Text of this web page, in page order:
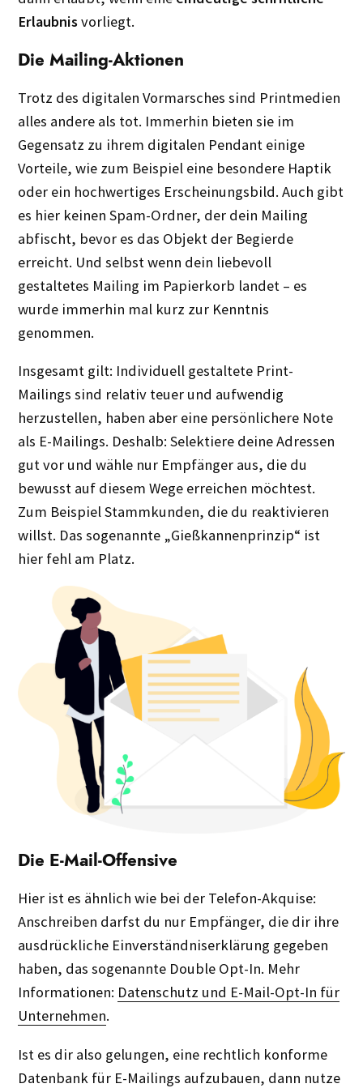
Erlaubnisvorliegt.
Die Mailing-Aktionen
Trotz des digitalen Vormarsches sind Printmedien
alles andere als tot. Immerhin bieten sie im
Gegensatz zu ihrem digitalen Pendant einige
Vorteile, wie zum Beispiel eine besondere Haptik
oder ein hochwertiges Erscheinungsbild. Auch gibt
es hier keinen Spam-Ordner, der dein Mailing
abfischt, bevor es das Objekt der Begierde
erreicht. Und selbst wenn dein liebevoll
gestaltetes Mailing im Papierkorb landet – es
wurde immerhin mal kurz zur Kenntnis
genommen.
Insgesamt gilt: Individuell gestaltete Print-
Mailings sind relativ teuer und aufwendig
herzustellen, haben aber eine persönlichere Note
als E-Mailings. Deshalb: Selektiere deine Adressen
gut vor und wähle nur Empfänger aus, die du
bewusst auf diesem Wege erreichen möchtest.
Zum Beispiel Stammkunden, die du reaktivieren
willst. Das sogenannte „Gießkannenprinzip“ ist
hier fehl am Platz.
Die E-Mail-Offensive
Hier ist es ähnlich wie bei der Telefon-Akquise:
Anschreiben darfst du nur Empfänger, die dir ihre
ausdrückliche Einverständniserklärung gegeben
haben, das sogenannte Double Opt-In. Mehr
Informationen: Datenschutz und E-Mail-Opt-In für
Unternehmen.
Ist es dir also gelungen, eine rechtlich konforme
Datenbank für E-Mailings aufzubauen, dann nutze